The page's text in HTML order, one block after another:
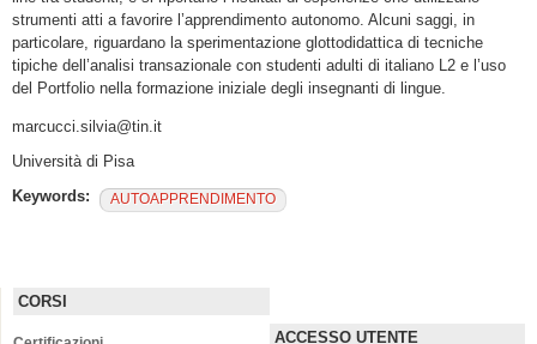
strumenti atti a favorire l’apprendimento autonomo. Alcuni saggi, in
particolare, riguardano la sperimentazione glottodidattica di tecniche
tipiche dell’analisi transazionale con studenti adulti di italiano L2 e l’uso
del Portfolio nella formazione iniziale degli insegnanti di lingue.
marcucci.silvia@tin.it
Università di Pisa
Keywords:
AUTOAPPRENDIMENTO
CORSI
ACCESSO UTENTE